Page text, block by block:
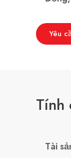
Yêu
Tính
Tài